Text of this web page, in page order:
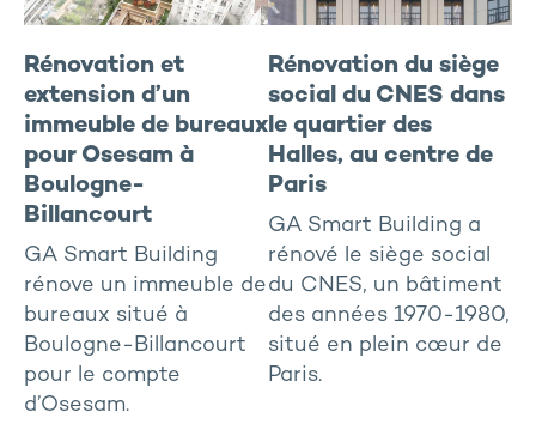
Rénovation et
extension d’un
immeuble de bureaux
pour Osesam à
Boulogne-
Billancourt
GA Smart Building
rénove un immeuble de
bureaux situé à
Boulogne-Billancourt
pour le compte
d’Osesam.
Rénovation du siège
social du CNES dans
le quartier des
Halles, au centre de
Paris
GA Smart Building a
rénové le siège social
du CNES, un bâtiment
des années 1970-1980,
situé en plein cœur de
Paris.